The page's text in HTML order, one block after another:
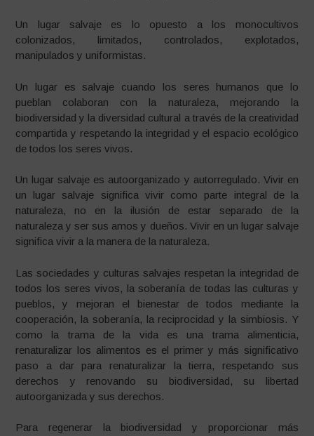
Un lugar salvaje es lo opuesto a los monocultivos
colonizados, limitados, controlados, explotados,
manipulados y uniformistas.
Un lugar es salvaje cuando los seres humanos que lo
pueblan colaboran con la naturaleza, mejorando la
biodiversidad y la diversidad cultural a través de la creatividad
compartida y respetando la integridad y el espacio ecológico
de todos los seres vivos.
Un lugar salvaje es autoorganizado y autorregulado. Vivir en
un lugar salvaje significa vivir como parte integral de la
naturaleza, no en la ilusión de estar separado de la
naturaleza y ser sus amos y dueños. Vivir en un lugar salvaje
significa vivir a la manera de la naturaleza.
Las sociedades y culturas salvajes respetan la integridad de
todos los seres vivos, la soberanía de todas las culturas y
pueblos, y mejoran el bienestar de todos mediante la
cooperación, la soberanía, la reciprocidad y la simbiosis. Y
como la trama de la vida es una trama alimenticia,
renaturalizar los alimentos es el primer y más significativo
paso a dar para renaturalizar la tierra, respetando sus
derechos y renovando su biodiversidad, su libertad
autoorganizada y sus derechos.
Para regenerar la biodiversidad y proporcionar más